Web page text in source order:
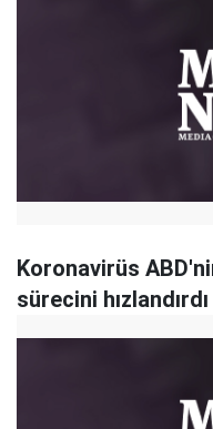
Koronavirüs
sürecini hızlandırdı